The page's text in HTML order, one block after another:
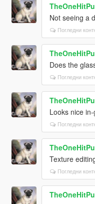
Not seeing a
Погледни
Does the
Погледни
Looks nice
Погледни
Texture
Погледни